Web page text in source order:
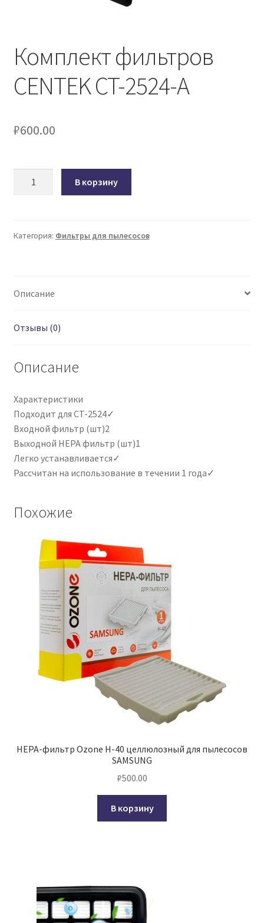
Комплект фильтров
CENTEK CT-2524-A
₽600.00
CENTEK
В корзину
Категория: Фильтры для пылесосов
Описание
Отзывы (0)
Описание
Характеристики
Подходит для CT-2524✓
Входной фильтр (шт)2
Выходной HEPA фильтр (шт)1
Легко устанавливается✓
Рассчитан на использование в течении 1 года✓
Похожие
HEPA-фильтр Ozone H-40 целлюлозный для пылесосов
SAMSUNG
₽500.00
В корзину